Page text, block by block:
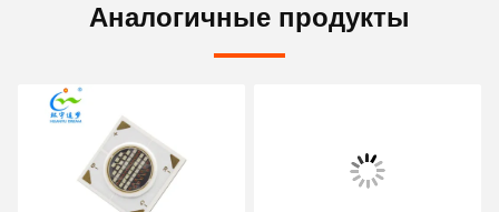
Аналогичные продукты